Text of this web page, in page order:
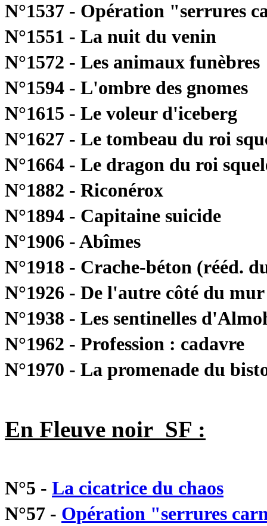
N°1537 - Opération "serrures
N°1551 - La nuit du venin
N°1572 - Les animaux funèbres
N°1594 - L'ombre des gnomes
N°1615 - Le voleur d'iceberg
N°1627 - Le tombeau du roi
N°1664 - Le dragon du roi
N°1882 - Riconérox
N°1894 - Capitaine suicide
N°1906 - Abîmes
N°1918 - Crache-béton (rééd.
N°1926 - De l'autre côté du mur
N°1938 - Les sentinelles
N°1962 - Profession : cadavre
N°1970 - La promenade du
En Fleuve noir SF :
N°5 - La cicatrice du chaos
N°57 - Opération "serrures